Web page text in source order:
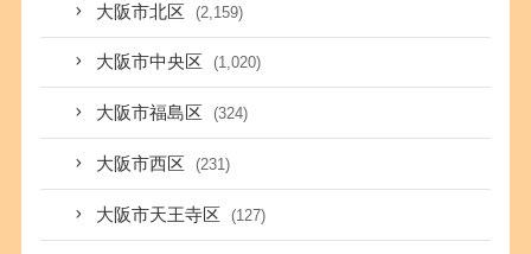
大阪市北区 (2,159)
大阪市中央区 (1,020)
大阪市福島区 (324)
大阪市西区 (231)
大阪市天王寺区 (127)